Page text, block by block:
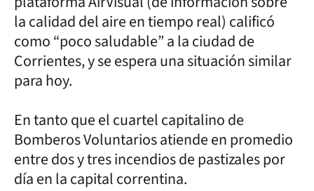
la calidad del aire en tiempo real) calificó
como “poco saludable” a la ciudad de
Corrientes, y se espera una situación similar
para hoy.
En tanto que el cuartel capitalino de
Bomberos Voluntarios atiende en promedio
entre dos y tres incendios de pastizales por
día en la capital correntina.